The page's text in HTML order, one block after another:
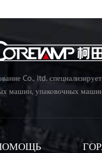
Co., ltd.
машин, упаковочных
для овощей,